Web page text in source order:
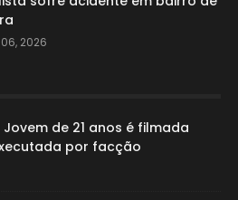
2026
Jovem de 21 anos é filmada
por facção